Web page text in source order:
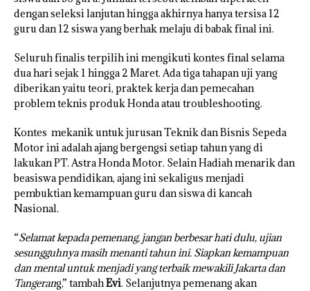
dengan seleksi lanjutan hingga akhirnya hanya tersisa 12
guru dan 12 siswa yang berhak melaju di babak final ini.
Seluruh finalis terpilih ini mengikuti kontes final selama
dua hari sejak 1 hingga 2 Maret. Ada tiga tahapan uji yang
diberikan yaitu teori, praktek kerja dan pemecahan
problem teknis produk Honda atau troubleshooting.
Kontes mekanik untuk jurusan Teknik dan Bisnis Sepeda
Motor ini adalah ajang bergengsi setiap tahun yang di
lakukan PT. Astra Honda Motor. Selain Hadiah menarik dan
beasiswa pendidikan, ajang ini sekaligus menjadi
pembuktian kemampuan guru dan siswa di kancah
Nasional.
“Selamat kepada pemenang, jangan berbesar hati dulu, ujian
sesungguhnya masih menanti tahun ini. Siapkan kemampuan
dan mental untuk menjadi yang terbaik mewakili Jakarta dan
Tangerang,” tambahEvi. Selanjutnya pemenang akan